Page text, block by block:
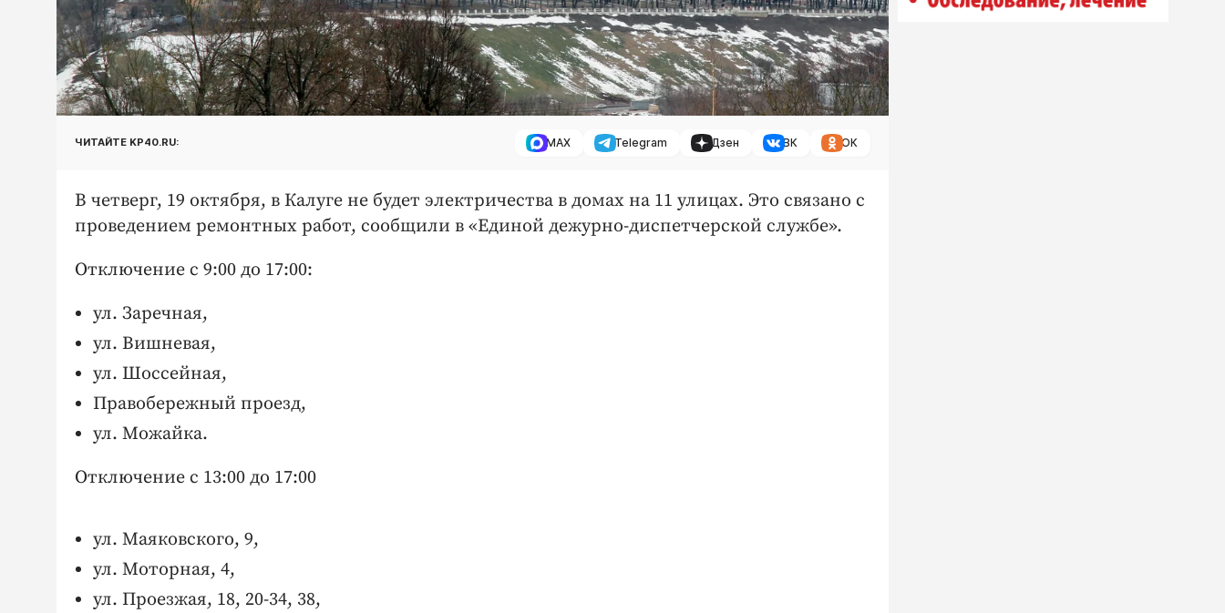
ЧИТАЙТЕ KP40.RU: MAX Telegram Дзен ВК ОК
В четверг, 19 октября, в Калуге не будет электричества в домах на 11 улицах. Это связано с
проведением ремонтных работ, сообщили в «Единой дежурно-диспетчерской службе».
Отключение с 9:00 до 17:00:
ул. Заречная,
ул. Вишневая,
ул. Шоссейная,
Правобережный проезд,
ул. Можайка.
Отключение с 13:00 до 17:00
ул. Маяковского, 9,
ул. Моторная, 4,
ул. Проезжая, 18, 20-34, 38,